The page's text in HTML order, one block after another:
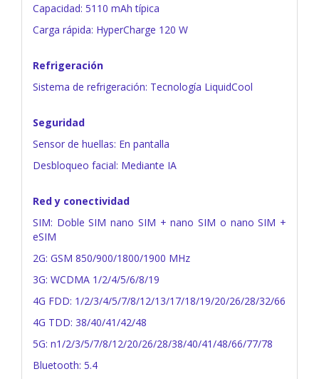
Capacidad: 5110 mAh típica
Carga rápida: HyperCharge 120 W
Refrigeración
Sistema de refrigeración: Tecnología LiquidCool
Seguridad
Sensor de huellas: En pantalla
Desbloqueo facial: Mediante IA
Red y conectividad
SIM: Doble SIM nano SIM + nano SIM o nano SIM +
eSIM
2G: GSM 850/900/1800/1900 MHz
3G: WCDMA 1/2/4/5/6/8/19
4G FDD: 1/2/3/4/5/7/8/12/13/17/18/19/20/26/28/32/66
4G TDD: 38/40/41/42/48
5G: n1/2/3/5/7/8/12/20/26/28/38/40/41/48/66/77/78
Bluetooth: 5.4